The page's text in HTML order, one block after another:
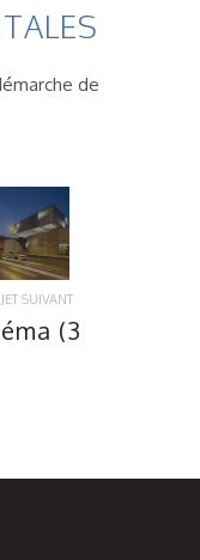
de
SUIVANT
(3
+